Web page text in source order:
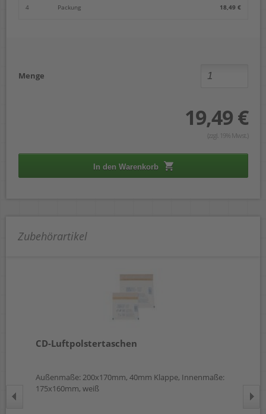
4
Packung 18,49 €
Menge
19,49 €
(zzgl. 19% Mwst.)
In den Warenkorb
Zubehörartikel
CD-Luftpolstertaschen
Außenmaße: 200x170mm, 40mm Klappe, Innenmaße:
175x160mm, weiß